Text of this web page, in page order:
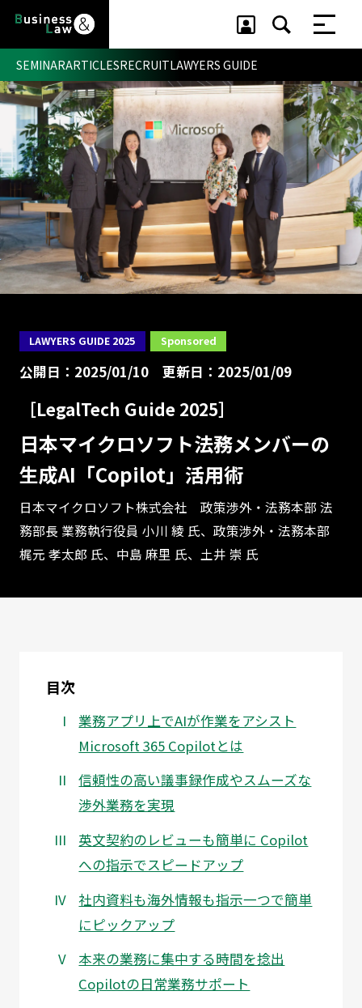
セミナー ・ 記事
セミナー
記事
リクルート
SEMINARARTICLESRECRUITLAWYERS GUIDE
LAWYERS GUIDE 2025 Sponsored
公開日：2025/01/10更新日：2025/01/09
［LegalTech Guide 2025］
日本マイクロソフト法務メンバーの
生成AI「Copilot」活用術
日本マイクロソフト株式会社 政策渉外・法務本部 法
務部長 業務執行役員 小川 綾 氏、政策渉外・法務本部
梶元 孝太郎 氏、中島 麻里 氏、土井 崇 氏
目次
業務アプリ上でAIが作業をアシスト
Microsoft 365 Copilotとは
信頼性の高い議事録作成やスムーズな
渉外業務を実現
英文契約のレビューも簡単に Copilot
への指示でスピードアップ
社内資料も海外情報も指示一つで簡単
にピックアップ
本来の業務に集中する時間を捻出
Copilotの日常業務サポート